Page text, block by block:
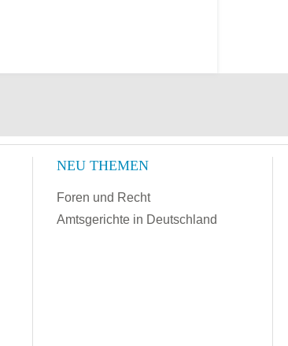
NEU THEMEN
Foren und Recht
Amtsgerichte in Deutschland